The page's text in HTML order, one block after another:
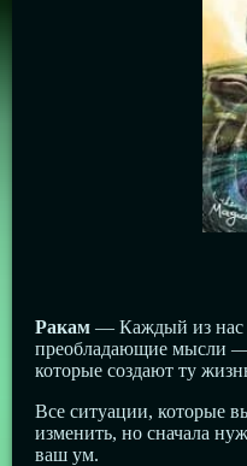
Ракам — Каждый из
преобладающие мысли —
которые создают ту
Все ситуации, которые
изменить, но сначала
ваш ум.